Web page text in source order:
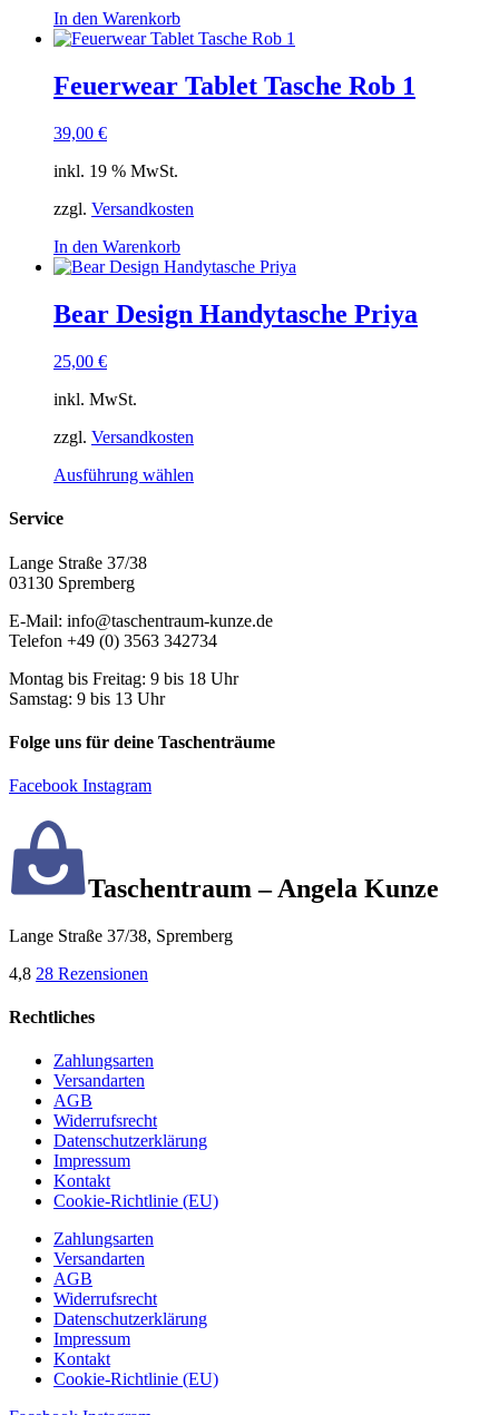
In den Warenkorb
Feuerwear Tablet Tasche Rob 1
39,00 €
inkl. 19 % MwSt.
zzgl. Versandkosten
In den Warenkorb
Bear Design Handytasche Priya
25,00 €
inkl. MwSt.
zzgl. Versandkosten
Ausführung wählen
Optionen
können
der
werden
Service
Lange Straße 37/38
03130 Spremberg
E-Mail: info@taschentraum-kunze.de
Telefon +49 (0) 3563 342734
Montag bis Freitag: 9 bis 18 Uhr
Samstag: 9 bis 13 Uhr
Folge uns für deine Taschenträume
Facebook Instagram
Taschentraum – Angela Kunze
Lange Straße 37/38, Spremberg
4,8 28 Rezensionen
Rechtliches
Zahlungsarten
Versandarten
AGB
Widerrufsrecht
Datenschutzerklärung
Impressum
Kontakt
Cookie-Richtlinie (EU)
Zahlungsarten
Versandarten
AGB
Widerrufsrecht
Datenschutzerklärung
Impressum
Kontakt
Cookie-Richtlinie (EU)